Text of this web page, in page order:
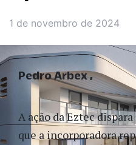
1 de novembro de 2024
A ação da Eztec
que a incorporadora
Pedro Arbex